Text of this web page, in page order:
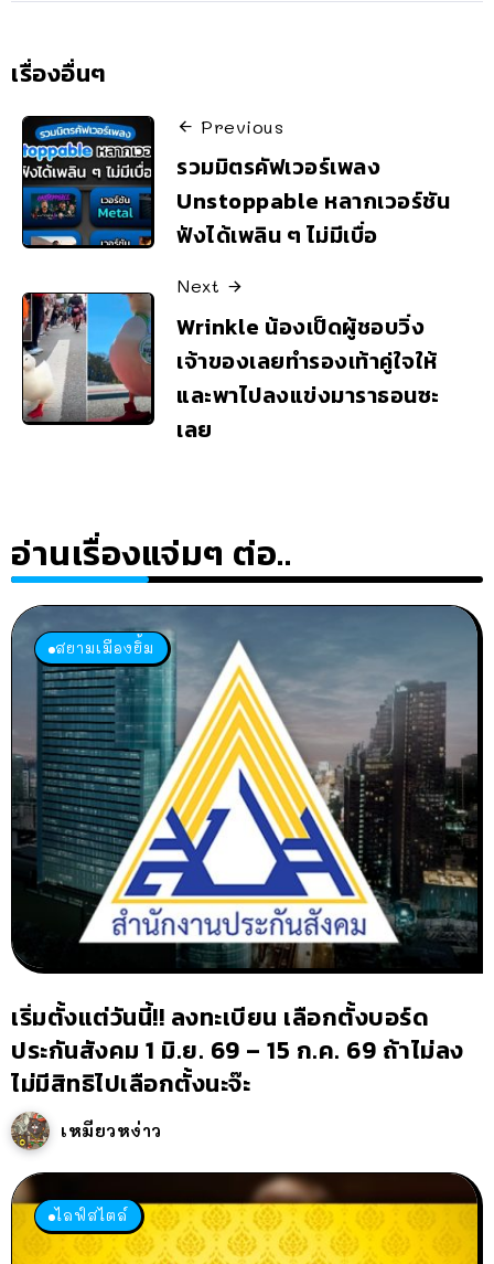
เรื่องอื่นๆ
Previous
รวมมิตรคัฟเวอร์เพลง
Unstoppable หลากเวอร์ชัน
ฟังได้เพลิน ๆ ไม่มีเบื่อ
Next
Wrinkle น้องเป็ดผู้ชอบวิ่ง
เจ้าของเลยทำรองเท้าคู่ใจให้
และพาไปลงแข่งมาราธอนซะ
เลย
อ่านเรื่องแจ่มๆ ต่อ..
สยามเมืองยิ้ม
เริ่มตั้งแต่วันนี้!! ลงทะเบียน เลือกตั้งบอร์ด
ประกันสังคม 1 มิ.ย. 69 – 15 ก.ค. 69 ถ้าไม่ลง
ไม่มีสิทธิไปเลือกตั้งนะจ๊ะ
เหมียวหง่าว
ไลฟ์สไตล์